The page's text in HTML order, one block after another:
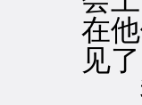
在
见
我